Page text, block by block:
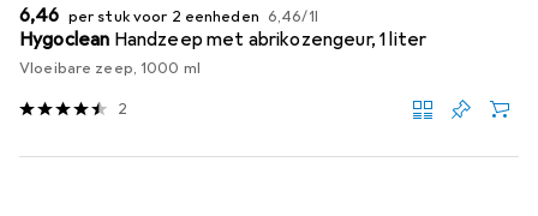
EUR
6,46 per stuk voor 2 eenheden EUR
6,46/1l
Hygoclean Handzeep met abrikozengeur, 1 liter
Vloeibare zeep, 1000 ml
2